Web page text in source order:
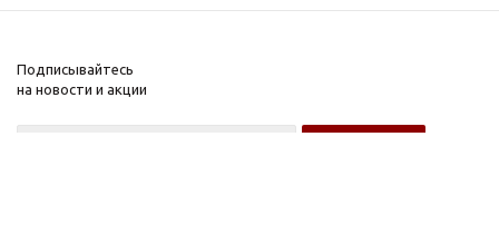
Подписывайтесь
на новости и акции